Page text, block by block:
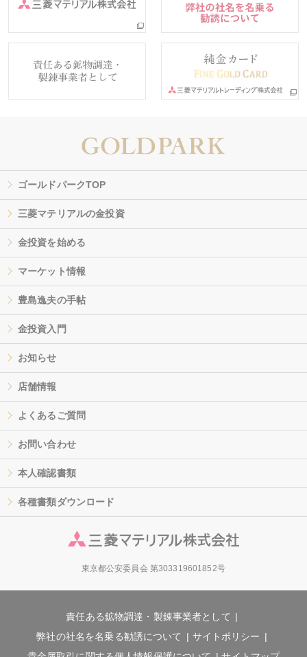
ゴールドパークTOP
三菱マテリアルの金投資
金投資を始める
マーケット情報
豊島逸夫の手帖
金投資入門
お知らせ
店舗情報
よくあるご質問
お問い合わせ
本人確認書類
各種書類ダウンロード
東京都公安委員会 第303319601852号
責任ある鉱物調達・製錬事業者として
弊社の社名を名乗る勧誘について
サイトポリシー